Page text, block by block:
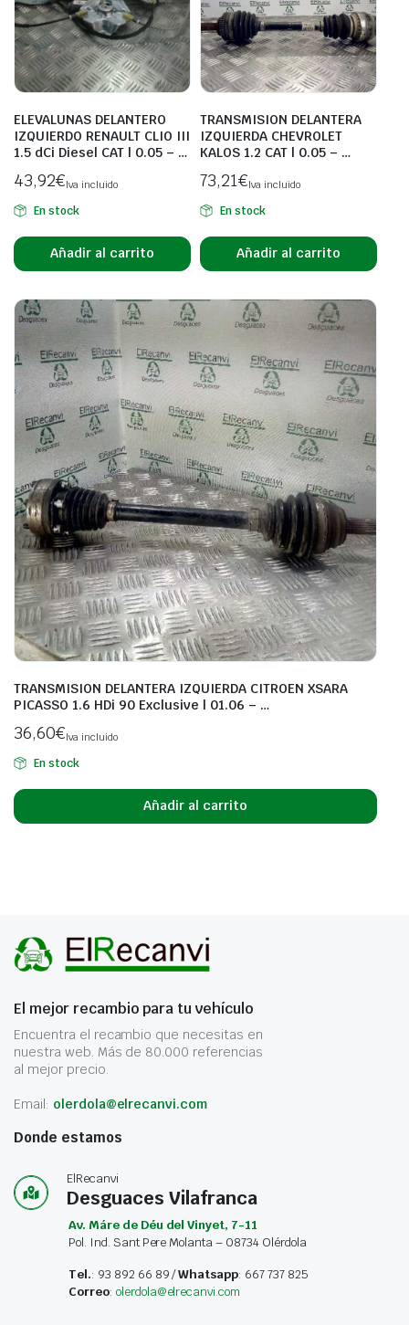
ELEVALUNAS DELANTERO
IZQUIERDO RENAULT CLIO III
1.5 dCi Diesel CAT | 0.05 – …
43,92€Iva incluido
En stock
Añadir al carrito
TRANSMISION DELANTERA
IZQUIERDA CHEVROLET
KALOS 1.2 CAT | 0.05 – …
73,21€Iva incluido
En stock
Añadir al carrito
TRANSMISION DELANTERA IZQUIERDA CITROEN XSARA
PICASSO 1.6 HDi 90 Exclusive | 01.06 – …
36,60€Iva incluido
En stock
Añadir al carrito
El mejor recambio para tu vehículo
Encuentra el recambio que necesitas en
nuestra web. Más de 80.000 referencias
al mejor precio.
Email: olerdola@elrecanvi.com
Donde estamos
ElRecanvi
Desguaces Vilafranca
Av. Máre de Déu del Vinyet, 7-11
Pol. Ind. Sant Pere Molanta – 08734 Olérdola
Tel.: 93 892 66 89 /Whatsapp: 667 737 825
Correo: olerdola@elrecanvi.com